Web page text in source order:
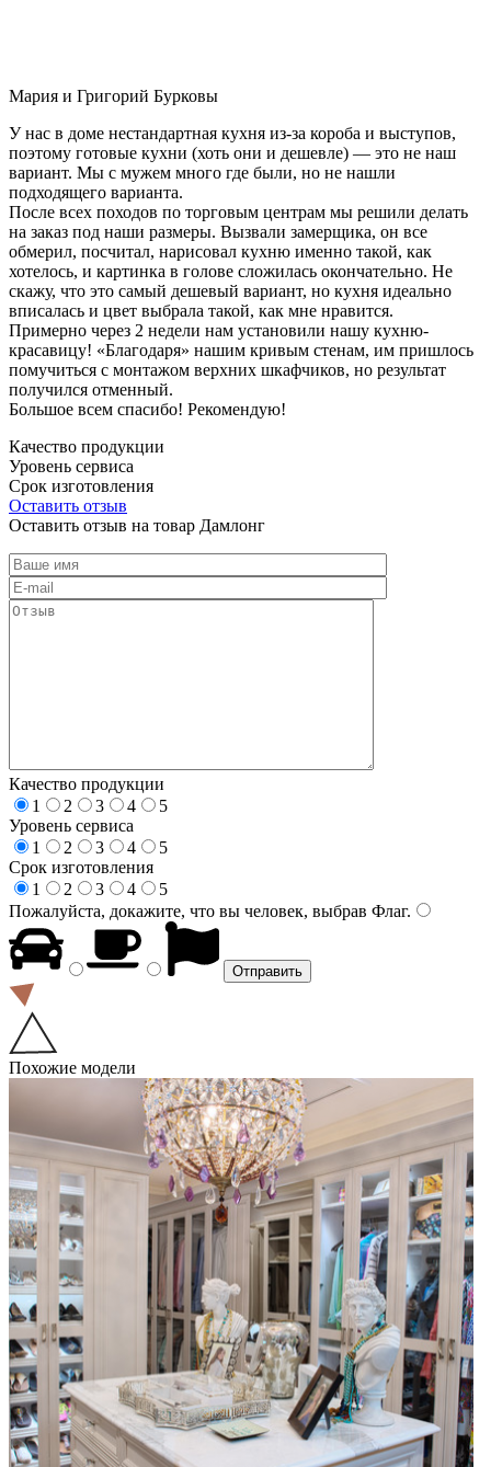
Мария и Григорий Бурковы
У нас в доме нестандартная кухня из-за короба и выступов,
поэтому готовые кухни (хоть они и дешевле) — это не наш
вариант. Мы с мужем много где были, но не нашли
подходящего варианта.
После всех походов по торговым центрам мы решили делать
на заказ под наши размеры. Вызвали замерщика, он все
обмерил, посчитал, нарисовал кухню именно такой, как
хотелось, и картинка в голове сложилась окончательно. Не
скажу, что это самый дешевый вариант, но кухня идеально
вписалась и цвет выбрала такой, как мне нравится.
Примерно через 2 недели нам установили нашу кухню-
красавицу! «Благодаря» нашим кривым стенам, им пришлось
помучиться с монтажом верхних шкафчиков, но результат
получился отменный.
Большое всем спасибо! Рекомендую!
Качество продукции
Уровень сервиса
Срок изготовления
Оставить отзыв
Оставить отзыв на товар Дамлонг
Качество продукции
1
2 3 4
5
Уровень сервиса
1
2 3 4
5
Срок изготовления
1
2 3 4
5
Пожалуйста, докажите, что вы человек, выбрав Флаг.
Похожие модели